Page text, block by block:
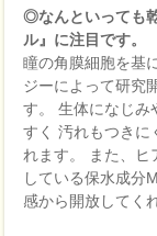
◎なんといっても
ル』に注目です。
瞳の角膜細胞を基
ジーによって研究
す。 生体になじみ
すく 汚れもつきに
れます。 また、ヒ
している保水成分
感から開放してく